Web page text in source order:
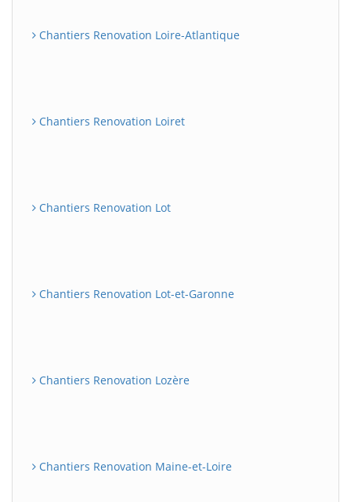
Chantiers Renovation Loire-Atlantique
Chantiers Renovation Loiret
Chantiers Renovation Lot
Chantiers Renovation Lot-et-Garonne
Chantiers Renovation Lozère
Chantiers Renovation Maine-et-Loire